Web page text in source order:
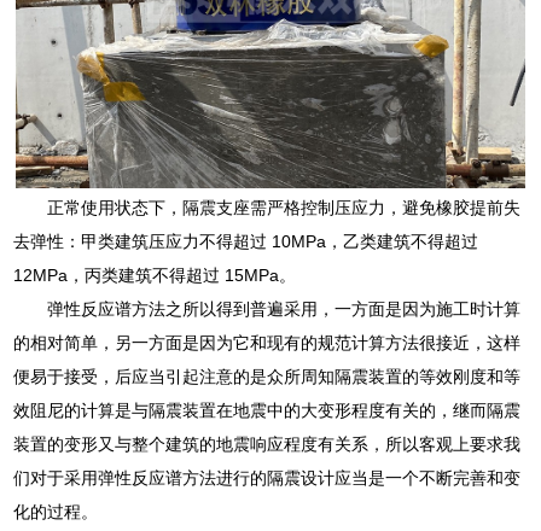
正常使用状态下，隔震支座需严格控制压应力，避免橡胶提前失
去弹性：甲类建筑压应力不得超过 10MPa，乙类建筑不得超过
12MPa，丙类建筑不得超过 15MPa。
弹性反应谱方法之所以得到普遍采用，一方面是因为施工时计算
的相对简单，另一方面是因为它和现有的规范计算方法很接近，这样
便易于接受，后应当引起注意的是众所周知隔震装置的等效刚度和等
效阻尼的计算是与隔震装置在地震中的大变形程度有关的，继而隔震
装置的变形又与整个建筑的地震响应程度有关系，所以客观上要求我
们对于采用弹性反应谱方法进行的隔震设计应当是一个不断完善和变
化的过程。